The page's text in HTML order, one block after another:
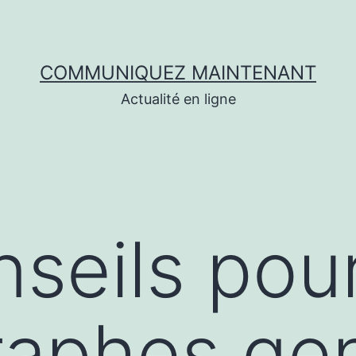
COMMUNIQUEZ MAINTENANT
Actualité en ligne